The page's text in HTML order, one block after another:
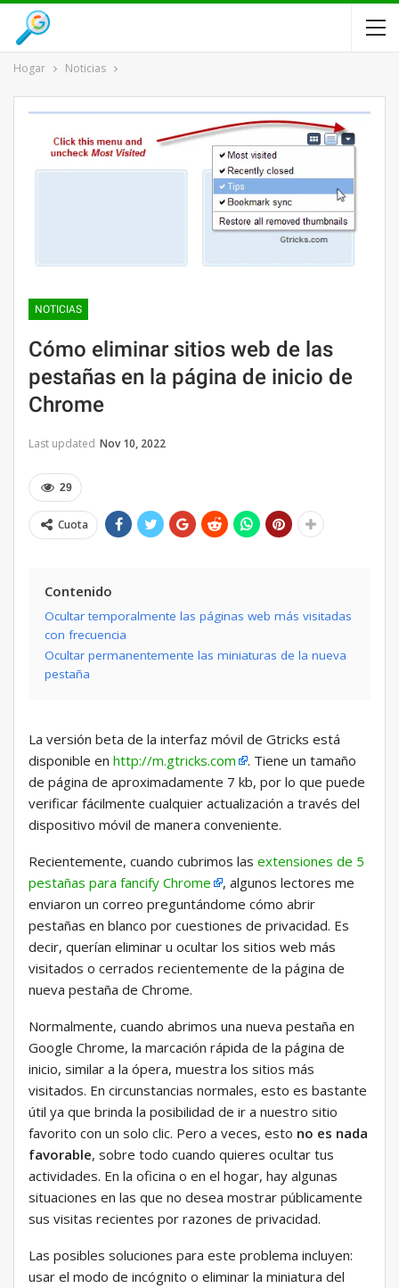
Hogar Noticias
NOTICIAS
Cómo eliminar sitios web de las
pestañas en la página de inicio de
Chrome
Last updated Nov 10, 2022
29
Cuota
Contenido
Ocultar temporalmente las páginas web más visitadas
con frecuencia
Ocultar permanentemente las miniaturas de la nueva
pestaña
La versión beta de la interfaz móvil de Gtricks está
disponible en http://m.gtricks.com
. Tiene un tamaño
de página de aproximadamente 7 kb, por lo que puede
verificar fácilmente cualquier actualización a través del
dispositivo móvil de manera conveniente.
Recientemente, cuando cubrimos las extensiones de 5
pestañas para fancify Chrome
, algunos lectores me
enviaron un correo preguntándome cómo abrir
pestañas en blanco por cuestiones de privacidad. Es
decir, querían eliminar u ocultar los sitios web más
visitados o cerrados recientemente de la página de
nueva pestaña de Chrome.
Normalmente, cuando abrimos una nueva pestaña en
Google Chrome, la marcación rápida de la página de
inicio, similar a la ópera, muestra los sitios más
visitados. En circunstancias normales, esto es bastante
útil ya que brinda la posibilidad de ir a nuestro sitio
favorito con un solo clic. Pero a veces, esto no es nada
favorable, sobre todo cuando quieres ocultar tus
actividades. En la oficina o en el hogar, hay algunas
situaciones en las que no desea mostrar públicamente
sus visitas recientes por razones de privacidad.
Las posibles soluciones para este problema incluyen:
usar el modo de incógnito o eliminar la miniatura del